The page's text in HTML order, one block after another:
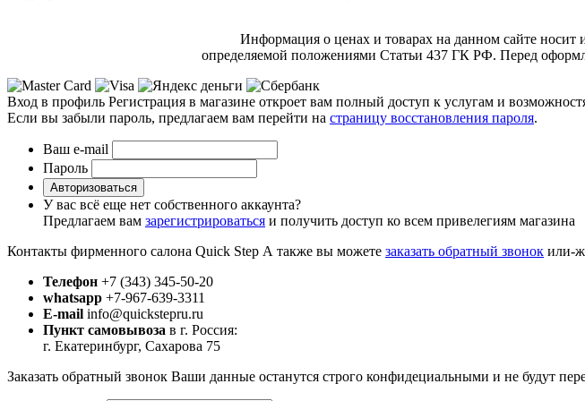
Информация о ценах и товарах на данном сайте
определяемой положениями Статьи 437 ГК РФ. Перед
Вход в профиль Регистрация в магазине откроет вам полный доступ к услугам и
Если вы забыли пароль, предлагаем вам перейти на страницу восстановления пароля.
Ваш e-mail
Пароль
Авторизоваться
У вас всё еще нет собственного аккаунта?
Предлагаем вам зарегистрироваться и получить доступ ко всем привелегиям магазина
Контакты фирменного салона Quick Step А также вы можете заказать обратный звонок или-
Телефон +7 (343) 345-50-20
whatsapp +7-967-639-3311
E-mail info@quickstepru.ru
Пункт самовывоза в г. Россия:
г. Екатеринбург, Сахарова 75
Заказать обратный звонок Ваши данные останутся строго конфидециальными и не будут